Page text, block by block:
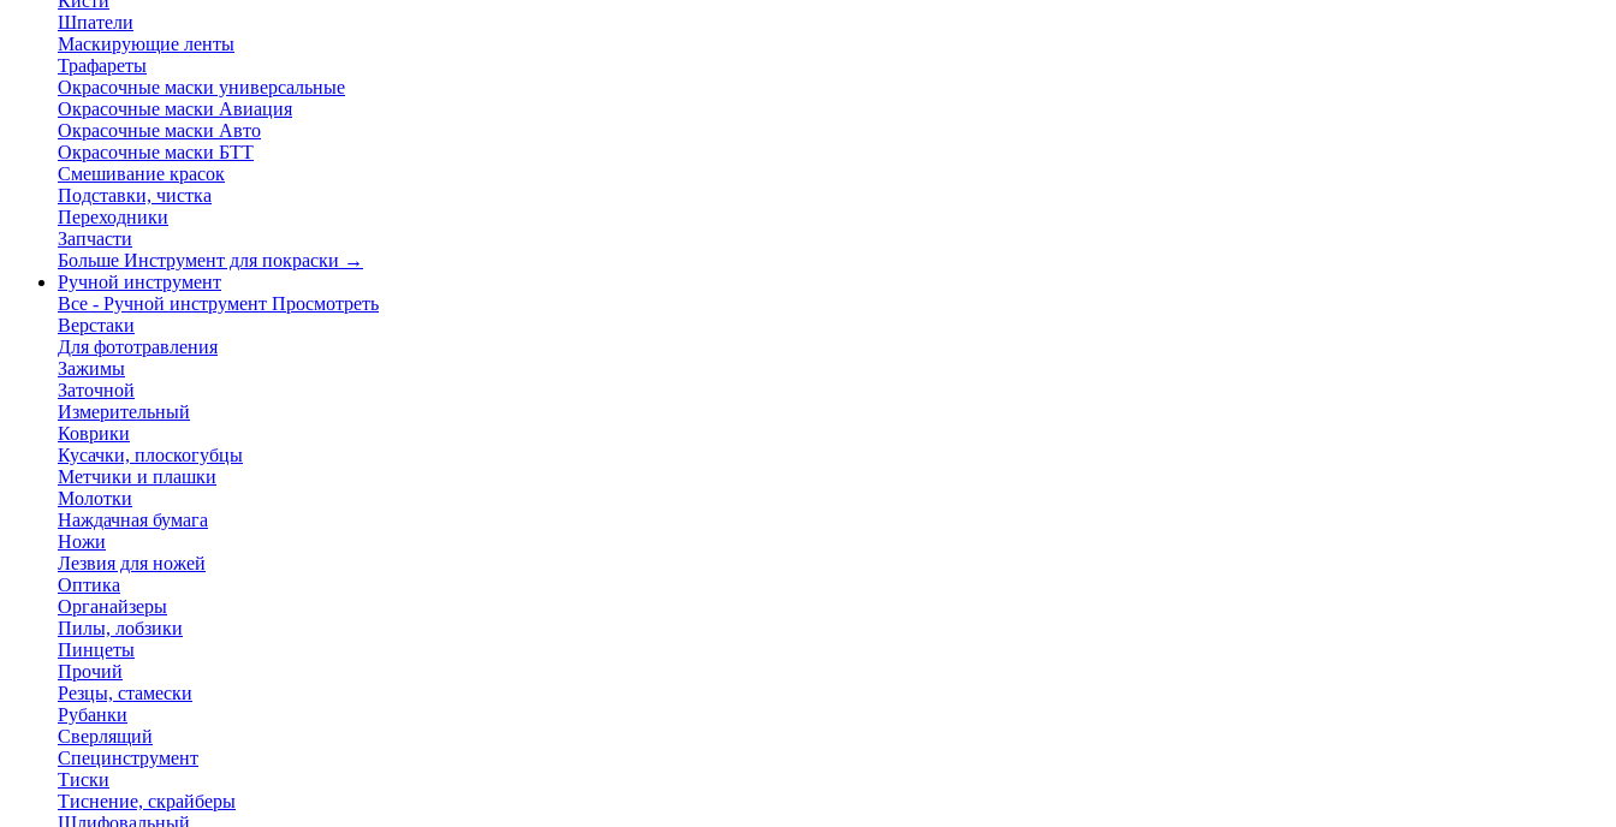
Шпатели
Маскирующие ленты
Трафареты
Окрасочные маски универсальные
Окрасочные маски Авиация
Окрасочные маски Авто
Окрасочные маски БТТ
Смешивание красок
Подставки, чистка
Переходники
Запчасти
Больше Инструмент для покраски →
Ручной инструмент
Все - Ручной инструмент Просмотреть
Верстаки
Для фототравления
Зажимы
Заточной
Измерительный
Коврики
Кусачки, плоскогубцы
Метчики и плашки
Молотки
Наждачная бумага
Ножи
Лезвия для ножей
Оптика
Органайзеры
Пилы, лобзики
Пинцеты
Прочий
Резцы, стамески
Рубанки
Сверлящий
Специнструмент
Тиски
Тиснение, скрайберы
Шлифовальный